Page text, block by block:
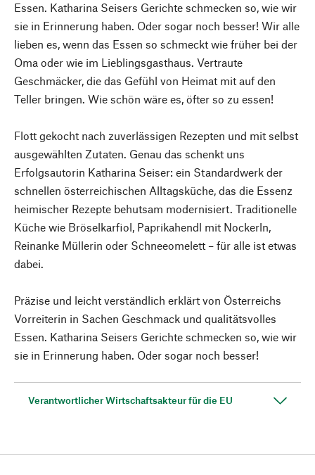
Essen. Katharina Seisers Gerichte schmecken so, wie wir
sie in Erinnerung haben. Oder sogar noch besser! Wir alle
lieben es, wenn das Essen so schmeckt wie früher bei der
Oma oder wie im Lieblingsgasthaus. Vertraute
Geschmäcker, die das Gefühl von Heimat mit auf den
Teller bringen. Wie schön wäre es, öfter so zu essen!
Flott gekocht nach zuverlässigen Rezepten und mit selbst
ausgewählten Zutaten. Genau das schenkt uns
Erfolgsautorin Katharina Seiser: ein Standardwerk der
schnellen österreichischen Alltagsküche, das die Essenz
heimischer Rezepte behutsam modernisiert. Traditionelle
Küche wie Bröselkarfiol, Paprikahendl mit Nockerln,
Reinanke Müllerin oder Schneeomelett – für alle ist etwas
dabei.
Präzise und leicht verständlich erklärt von Österreichs
Vorreiterin in Sachen Geschmack und qualitätsvolles
Essen. Katharina Seisers Gerichte schmecken so, wie wir
sie in Erinnerung haben. Oder sogar noch besser!
Verantwortlicher Wirtschaftsakteur für die EU